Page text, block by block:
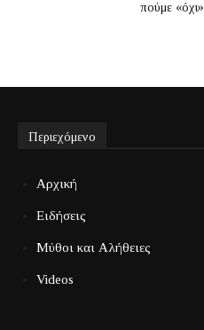
πούμε «όχι»
Περιεχόμενο
Αρχική
Ειδήσεις
Μύθοι και Αλήθειες
Videos